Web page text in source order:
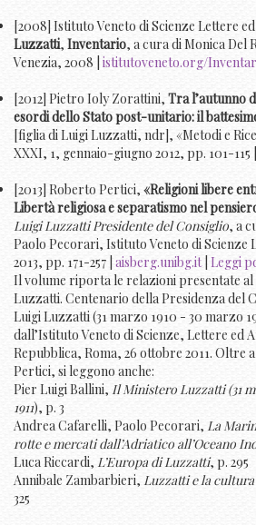
[2008] Istituto Veneto di Scienze Lettere
Luzzatti, Inventario, a cura di Monica Del
Venezia, 2008 | istitutoveneto.org/
[2012] Pietro Ioly Zorattini, Tra l’autunno
esordi dello Stato post-unitario: il
[figlia di Luigi Luzzatti, ndr], «Metodi e
XXXI, 1, gennaio-giugno 2012, pp. 101-115 |
[2013] Roberto Pertici, «Religioni libere
Libertà religiosa e separatismo nel
Luigi Luzzatti Presidente del Consiglio, a
Paolo Pecorari, Istituto Veneto di Scienze
2013, pp. 171-257 | aisberg.unibg.it| Leggi
Il volume riporta le relazioni presentate al
Luzzatti. Centenario della Presidenza del
Luigi Luzzatti (31 marzo 1910 - 30 marzo
dall’Istituto Veneto di Scienze, Lettere ed
Repubblica, Roma, 26 ottobre 2011. Oltre
Pertici, si leggono anche:
Pier Luigi Ballini, Il Ministero Luzzatti (31
1911), p. 3
Andrea Cafarelli, Paolo Pecorari, La
rotte e mercati dall’Adriatico all’Oceano
Luca Riccardi, L’Europa di Luzzatti, p. 295
Annibale Zambarbieri, Luzzatti e la
325